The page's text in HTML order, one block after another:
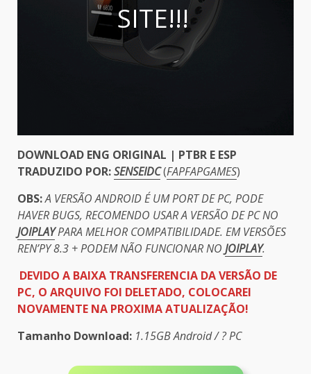
SITE!!!
DOWNLOAD ENG ORIGINAL | PTBR E ESP
TRADUZIDO POR:SENSEIDC(FAPFAPGAMES)
OBS:A VERSÃO ANDROID É UM PORT DE PC, PODE
HAVER BUGS, RECOMENDO USAR A VERSÃO DE PC NO
JOIPLAYPARA MELHOR COMPATIBILIDADE. EM VERSÕES
REN’PY 8.3 + PODEM NÃO FUNCIONAR NO JOIPLAY.
DEVIDO A BAIXA TRANSFERENCIA DA VERSÃO DE
PC, O ARQUIVO FOI DELETADO, COLOCAREI
NOVAMENTE NA PROXIMA ATUALIZAÇÃO!
Tamanho Download: 1.15GB Android / ? PC